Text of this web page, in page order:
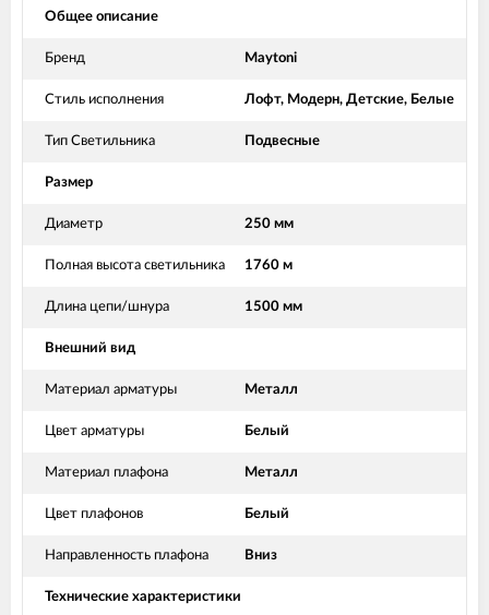
Общее описание
Бренд Maytoni
Стиль исполнения Лофт, Модерн, Детские, Белые
Тип Светильника Подвесные
Размер
Диаметр 250 мм
Полная высота светильника 1760 м
Длина цепи/шнура 1500 мм
Внешний вид
Материал арматуры Металл
Цвет арматуры Белый
Материал плафона Металл
Цвет плафонов Белый
Направленность плафона Вниз
Технические характеристики